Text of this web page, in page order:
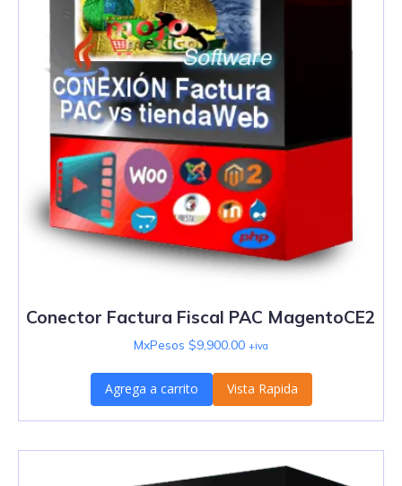
Conector Factura Fiscal PAC MagentoCE2
MxPesos $9,900.00 +iva
Agrega a carrito Vista Rapida